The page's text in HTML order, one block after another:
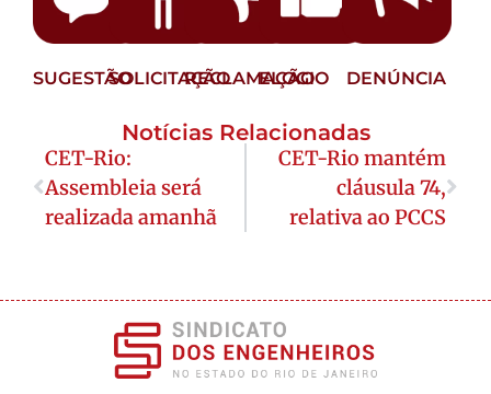
SUGESTÃOSOLICITAÇÃORECLAMAÇÃO
ELOGIO DENÚNCIA
Notícias Relacionadas
CET-Rio:
Assembleia será
realizada amanhã
CET-Rio mantém
cláusula 74,
relativa ao PCCS